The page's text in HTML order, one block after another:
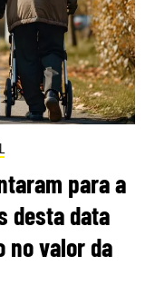
para a
desta data
no valor da